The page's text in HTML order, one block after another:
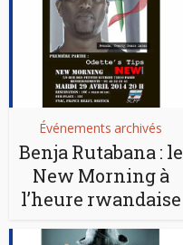
Événements archivés
Benja Rutabana : le
New Morning à
l’heure rwandaise